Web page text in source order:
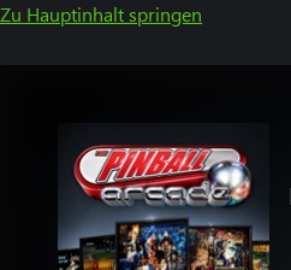
Zu Hauptinhalt springen